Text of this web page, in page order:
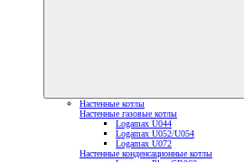
Настенные котлы
Настенные газовые котлы
Logamax U044
Logamax U052/U054
Logamax U072
Настенные конденсационные котлы